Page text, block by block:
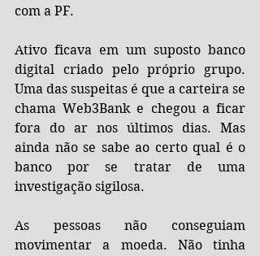
com a PF.
Ativo ficava em um suposto banco
digital criado pelo próprio grupo.
Uma das suspeitas é que a carteira se
chama Web3Bank e chegou a ficar
fora do ar nos últimos dias. Mas
ainda não se sabe ao certo qual é o
banco por se tratar de uma
investigação sigilosa.
As pessoas não conseguiam
movimentar a moeda. Não tinha